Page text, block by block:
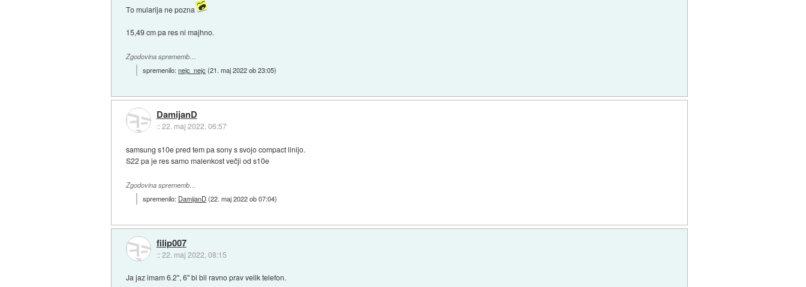
To mularija ne pozna
15,49 cm pa res ni majhno.
Zgodovina sprememb…
spremenilo:nejc_nejc (21. maj 2022 ob 23:05)
DamijanD
::22. maj 2022, 06:57
samsung s10e pred tem pa sony s svojo compact linijo.
S22 pa je res samo malenkost večji od s10e
Zgodovina sprememb…
spremenilo: DamijanD(22. maj 2022 ob 07:04)
filip007
::22. maj 2022, 08:15
Ja jaz imam 6.2", 6" bi bil ravno prav velik telefon.